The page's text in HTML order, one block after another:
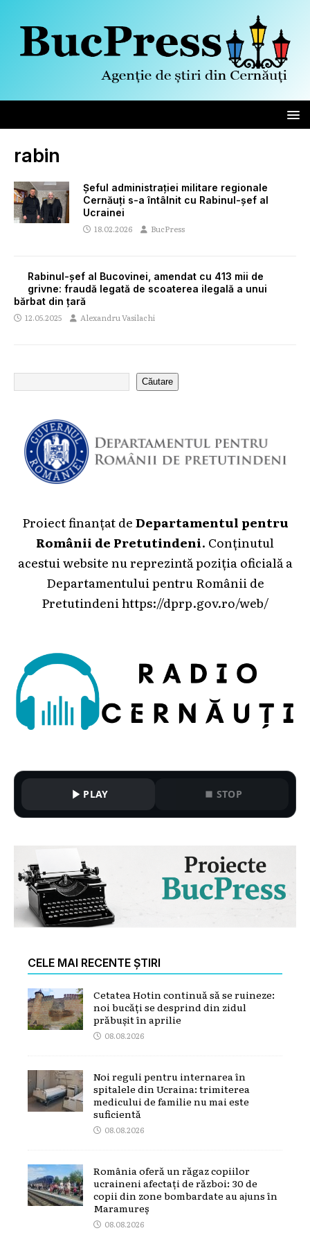
rabin
Șeful administrației militare regionale
Cernăuți s-a întâlnit cu Rabinul-șef al
Ucrainei
18.02.2026 BucPress
Rabinul-șef al Bucovinei, amendat cu 413 mii de
grivne: fraudă legată de scoaterea ilegală a unui
bărbat din țară
12.05.2025 Alexandru Vasilachi
Căutare
Proiect finanțat deDepartamentul pentru
Românii de Pretutindeni. Conținutul
acestui website nu reprezintă poziția oficială a
Departamentului pentru Românii de
Pretutindeni https://dprp.gov.ro/web/
PLAY STOP
CELE MAI RECENTE ȘTIRI
Cetatea Hotin continuă să se ruineze:
noi bucăți se desprind din zidul
prăbușit în aprilie
08.08.2026
Noi reguli pentru internarea în
spitalele din Ucraina: trimiterea
medicului de familie nu mai este
suficientă
08.08.2026
România oferă un răgaz copiilor
ucraineni afectați de război: 30 de
copii din zone bombardate au ajuns în
Maramureș
08.08.2026